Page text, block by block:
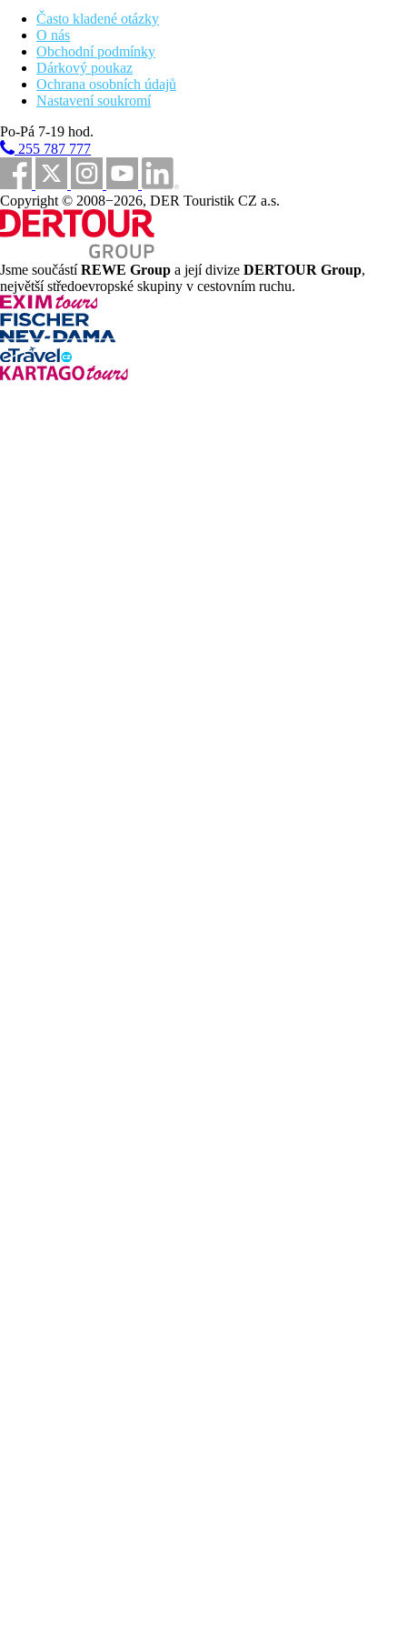
Zábava
650 m Staré město Rhodos
cca 1 km přístav Mandraki
cca 1 km Acropolis
Wellness
Za poplatek:
Dodatečné služby
EC/MC, VISA.
Internet
Zdarma:Wi-Fi v celém hotelu.
Web
https://www.rhodoshorizonblu.gr/
Oficiální kategorie
Často kladené otázky
O nás
Obchodní podmínky
Dárkový poukaz
Ochrana osobních údajů
Nastavení soukromí
Po-Pá 7-19 hod.
255 787 777
Copyright © 2008−2026, DER Touristik CZ a.s.
Jsme součástíREWE Group a její divize DERTOUR Group,
největší středoevropské skupiny v cestovním ruchu.